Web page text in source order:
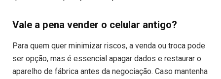
Vale a pena vender o celular antigo?
Para quem quer minimizar riscos, a venda ou troca pode
ser opção, mas é essencial apagar dados e restaurar o
aparelho de fábrica antes da negociação. Caso mantenha